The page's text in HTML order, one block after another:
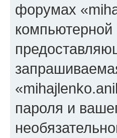
форумах
пароля и